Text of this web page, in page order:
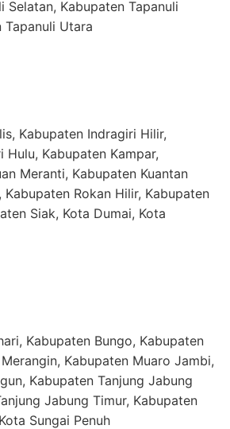
Selatan, Kabupaten Tapanuli
Tapanuli Utara
Kabupaten Indragiri Hilir,
Hulu, Kabupaten Kampar,
Meranti, Kabupaten Kuantan
Kabupaten Rokan Hilir, Kabupaten
Siak, Kota Dumai, Kota
Kabupaten Bungo, Kabupaten
Kabupaten Muaro Jambi,
Kabupaten Tanjung Jabung
Jabung Timur, Kabupaten
Sungai Penuh